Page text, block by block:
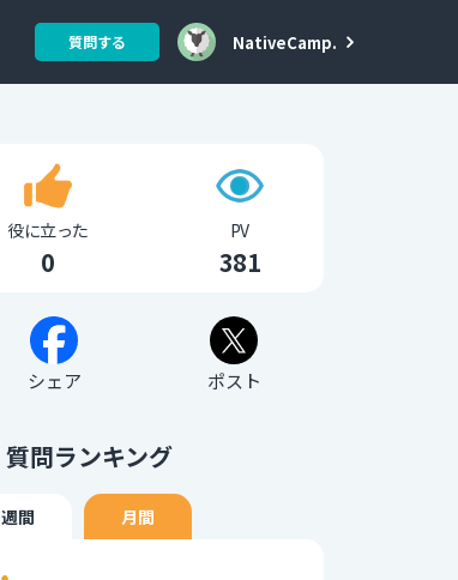
質問する NativeCamp.
役に立った
0
PV
381
シェア ポスト
質問ランキング
週間 月間